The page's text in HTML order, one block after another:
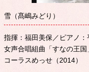
雪（髙嶋みどり）
指揮：福田美保／ピアノ：
女声合唱組曲「すなの王国
コーラスめっせ（2014）